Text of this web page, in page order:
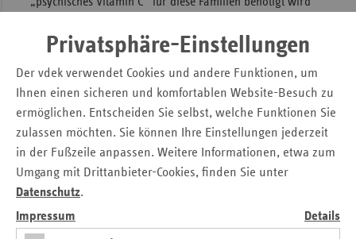
Privatsphäre-Einstellungen
Der vdek verwendet Cookies und andere Funktionen, um
Ihnen einen sicheren und komfortablen Website-Besuch zu
ermöglichen. Entscheiden Sie selbst, welche Funktionen Sie
zulassen möchten. Sie können Ihre Einstellungen jederzeit
in der Fußzeile anpassen. Weitere Informationen, etwa zum
Umgang mit Drittanbieter-Cookies, finden Sie unter
Datenschutz.
Impressum
Details
innerer Stärke und Gelassenheit gelangen können, um
mehr Lebensqualität zu erreichen. Die Beratungsstelle des
AfJ e.V. soll deshalb eine zentrale Anlaufstelle für ein
niederschwelliges Kursprogramm zur Vorsorge für die
psychische Gesundheit werden. In diesen Kursen sollen die
betroffenen Familienmitglieder erfahren, wie sie Stabilität
gewinnen und Herausforderungen meistern können. Sie
lernen hier, wie sie Stress bewältigen und nachhaltig
psychisch gesund bleiben können und wie sie Orientierung
finden, um Krisen zu verkraften.